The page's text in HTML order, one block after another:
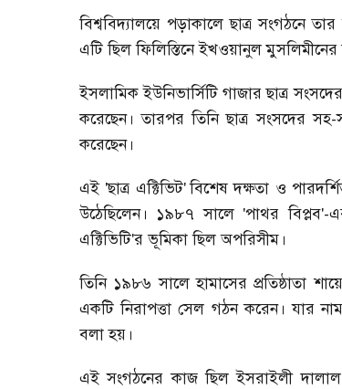
বিশ্ববিদ্যালয়ে পড়াকালে ছাত্র সংগঠনে
এটি ছিল ফিলিস্তিনে ইখওয়ানুল মুসলিমীনের
ইসলামিক ইউনিভার্সিটি গাজার ছাত্র সংসদের
করেছেন। তারপর তিনি ছাত্র সংসদের
করেছেন।
এই 'ছাত্র এক্টিভিট'বিশেষ দক্ষতা ও
উঠেছিলেন। ১৯৮৭ সালে 'পাথর বিপ্লব'-
এক্টিভিটি'র ভূমিকা ছিল অপরিসীম।
তিনি ১৯৮৬ সালে হামাসের প্রতিষ্ঠাতা
একটি নিরাপত্তা সেল গঠন করেন। যার
বলা হয়।
এই সংগঠনের কাজ ছিল ইসরাইলী দালাল